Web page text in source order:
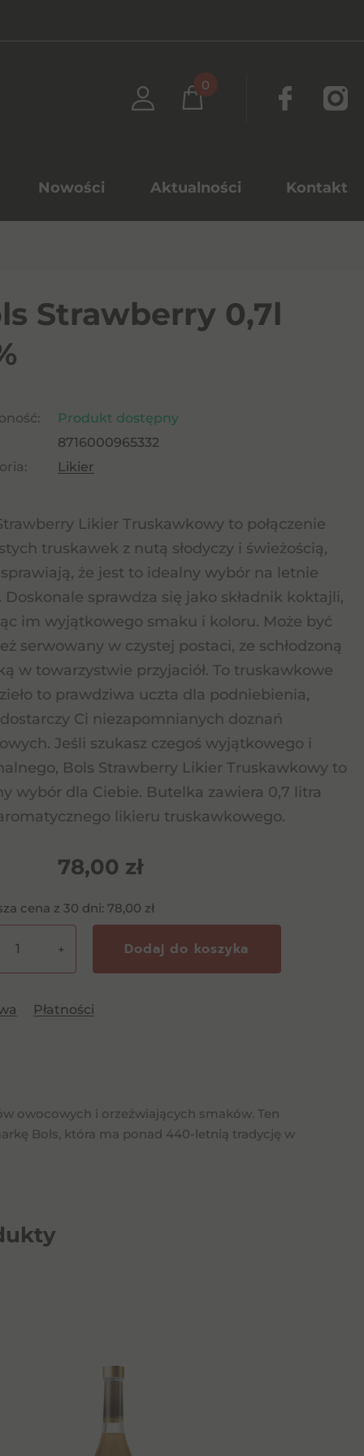
0
Nowości Aktualności Kontakt
Strawberry 0,7l
Produkt dostępny
8716000965332
Likier
Likier Truskawkowy to połączenie
truskawek z nutą słodyczy i świeżością,
że jest to idealny wybór na letnie
Doskonale sprawdza się jako składnik koktajli,
im wyjątkowego smaku i koloru. Może być
serwowany w czystej postaci, ze schłodzoną
w towarzystwie przyjaciół. To truskawkowe
to prawdziwa uczta dla podniebienia,
Ci niezapomnianych doznań
Jeśli szukasz czegoś wyjątkowego i
Bols Strawberry Likier Truskawkowy to
wybór dla Ciebie. Butelka zawiera 0,7 litra
likieru truskawkowego.
78,00 zł
cena z 30 dni: 78,00 zł
+ Dodaj do koszyka
Płatności
owocowych i orzeźwiających smaków. Ten
Bols, która ma ponad 440-letnią tradycję w